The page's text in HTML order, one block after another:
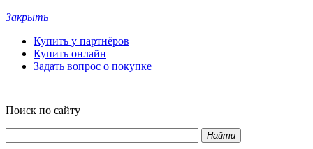
Закрыть
Купить у партнёров
Купить онлайн
Задать вопрос о покупке
Поиск по сайту
Найти